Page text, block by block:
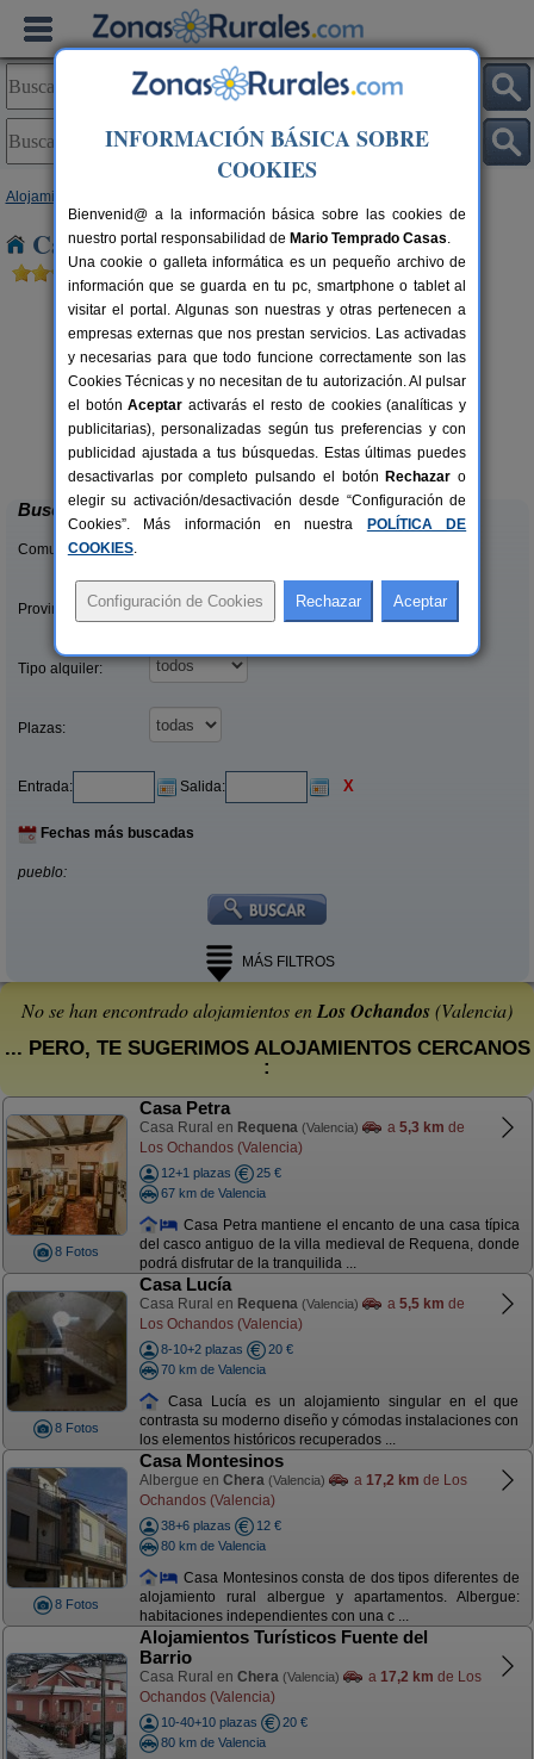
Alojamientos
Casas Rurales cerca de Los Ochandos
4 pers.
desde40 €
Cabaña del Lago
Anna (Valencia)
Buscar
Comunidades:
Provincias/Islas:
Tipo alquiler:
Plazas:
Entrada: Salida: X
Fechas más buscadas
pueblo:
MÁS FILTROS
No se han encontrado alojamientos enLos Ochandos(Valencia)
... PERO, TE SUGERIMOS ALOJAMIENTOS CERCANOS
:
8 Fotos
Casa Petra
Casa Rural en Requena (Valencia) a 5,3 km de
Los Ochandos (Valencia)
12+1 plazas
25 €
67 km de Valencia
Casa Petra mantiene el encanto de una casa típica
del casco antiguo de la villa medieval de Requena, donde
podrá disfrutar de la tranquilida ...
8 Fotos
Casa Lucía
Casa Rural en Requena (Valencia) a 5,5 km de
Los Ochandos (Valencia)
8-10+2 plazas
20 €
70 km de Valencia
Casa Lucía es un alojamiento singular en el que
contrasta su moderno diseño y cómodas instalaciones con
los elementos históricos recuperados ...
8 Fotos
Casa Montesinos
Albergue en Chera (Valencia) a 17,2 km de Los
Ochandos (Valencia)
38+6 plazas
12 €
80 km de Valencia
Casa Montesinos consta de dos tipos diferentes de
alojamiento rural albergue y apartamentos. Albergue:
habitaciones independientes con una c ...
Alojamientos Turísticos Fuente del
Barrio
Casa Rural en Chera (Valencia) a 17,2 km de Los
Ochandos (Valencia)
10-40+10 plazas
20 €
80 km de Valencia
INFORMACIÓN BÁSICA SOBRE
COOKIES
Bienvenid@ a la información básica sobre las cookies de
nuestro portal responsabilidad de Mario Temprado Casas.
Una cookie o galleta informática es un pequeño archivo de
información que se guarda en tu pc, smartphone o tablet al
visitar el portal. Algunas son nuestras y otras pertenecen a
empresas externas que nos prestan servicios. Las activadas
y necesarias para que todo funcione correctamente son las
Cookies Técnicas y no necesitan de tu autorización. Al pulsar
el botónAceptar activarás el resto de cookies (analíticas y
publicitarias), personalizadas según tus preferencias y con
publicidad ajustada a tus búsquedas. Estas últimas puedes
desactivarlas por completo pulsando el botón Rechazar o
elegir su activación/desactivación desde “Configuración de
Cookies”. Más información en nuestra
POLÍTICA DE
COOKIES.